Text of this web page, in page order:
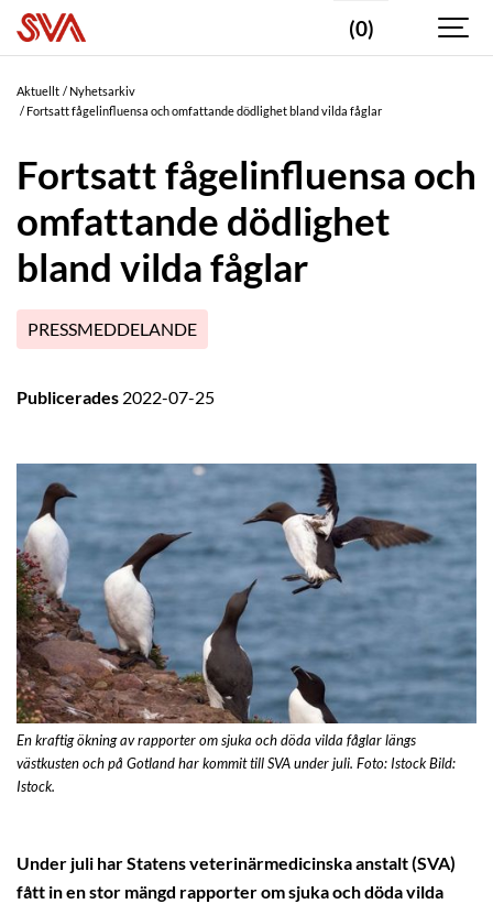
(0)
Aktuellt
Nyhetsarkiv
Fortsatt fågelinfluensa och omfattande dödlighet bland vilda fåglar
Fortsatt fågelinfluensa och
omfattande dödlighet
bland vilda fåglar
PRESSMEDDELANDE
Publicerades 2022-07-25
En kraftig ökning av rapporter om sjuka och döda vilda fåglar längs
västkusten och på Gotland har kommit till SVA under juli. Foto: Istock Bild:
Istock.
Under juli har Statens veterinärmedicinska anstalt (SVA)
fått in en stor mängd rapporter om sjuka och döda vilda